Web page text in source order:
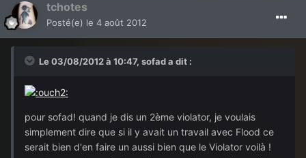
tchotes
Posté(e) le 4 août 2012
Le 03/08/2012 à 10:47, sofad a dit :
pour sofad! quand je dis un 2ème violator, je voulais
simplement dire que si il y avait un travail avec Flood ce
serait bien d'en faire un aussi bien que le Violator voilà !